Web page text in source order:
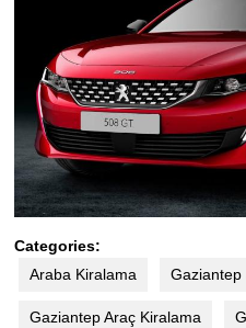
Categories:
Araba Kiralama
Gaziantep Araç Kiralama